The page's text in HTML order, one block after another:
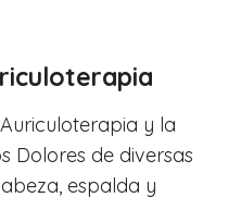
y la
Dolores de diversas
espalda y